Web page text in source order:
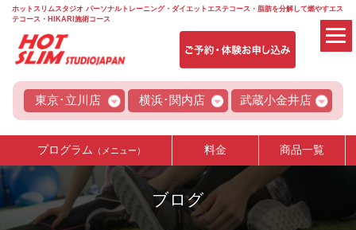
ホットスリムスタジオ パーソナルトレーニング・ダイエットエステコース・脂肪を分解して燃やすエス
テコース・HIKARI施術コース
東京･立川店 横浜･関内店 武蔵小金井店
プログラム （メニュー） 料金 商品一覧
ブログ